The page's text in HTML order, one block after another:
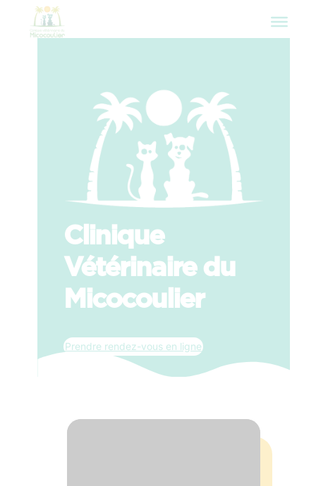
Clinique
Vétérinaire du
Micocoulier
Prendre rendez-vous en ligne